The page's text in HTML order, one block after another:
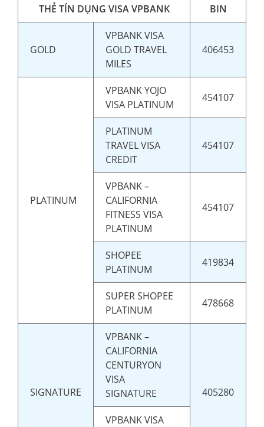
THẺ TÍN DỤNG VISA VPBANK BIN
GOLD
VPBANK VISA
GOLD TRAVEL
MILES
406453
PLATINUM
VPBANK YOJO
VISA PLATINUM
454107
PLATINUM
TRAVEL VISA
CREDIT
454107
VPBANK –
CALIFORNIA
FITNESS VISA
PLATINUM
454107
SHOPEE
PLATINUM
419834
SUPER SHOPEE
PLATINUM
478668
SIGNATURE
VPBANK –
CALIFORNIA
CENTURYON
VISA
SIGNATURE
405280
VPBANK VISA